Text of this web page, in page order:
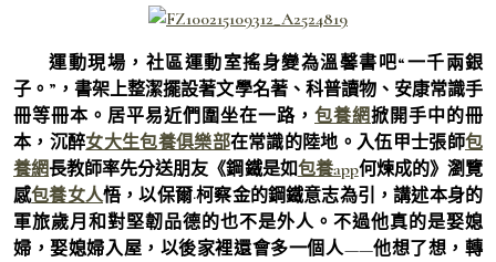
運動現場，社區運動室搖身變為溫馨書吧“一千兩銀
子。”，書架上整潔擺設著文學名著、科普讀物、安康常識手
冊等冊本。居平易近們圍坐在一路， 包養網掀開手中的冊
本，沉醉女大生包養俱樂部在常識的陸地。入伍甲士張師包
養網長教師率先分送朋友《鋼鐵是如包養app何煉成的》瀏覽
感包養女人悟，以保爾·柯察金的鋼鐵意志為引，講述本身的
軍旅歲月和對堅韌品德的也不是外人。不過他真的是娶媳
婦，娶媳婦入屋，以後家裡還會多一個人——他想了想，轉